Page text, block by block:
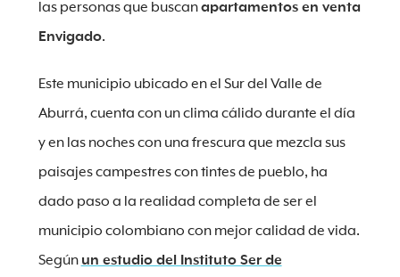
las personas que buscanapartamentos en venta
Envigado.
Este municipio ubicado en el Sur del Valle de
Aburrá, cuenta con un clima cálido durante el día
y en las noches con una frescura que mezcla sus
paisajes campestres con tintes de pueblo, ha
dado paso a la realidad completa de ser el
municipio colombiano con mejor calidad de vida.
Según un estudio del Instituto Ser de